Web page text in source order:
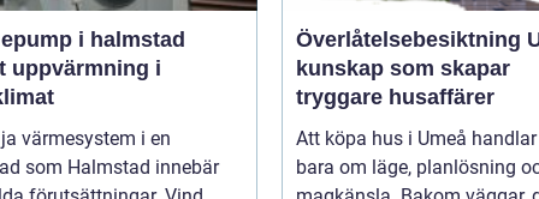
i halmstad
uppvärmning i
värmesystem i en
som Halmstad innebär
Överlåtelsebesiktning
kunskap som skapar
tryggare husaffärer
Att köpa hus i Umeå
bara om läge, planlösning